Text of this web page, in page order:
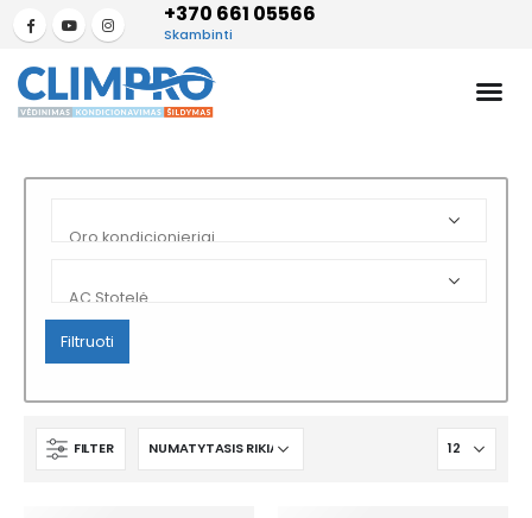
+370 661 05566
Skambinti
Filtruoti
FILTER